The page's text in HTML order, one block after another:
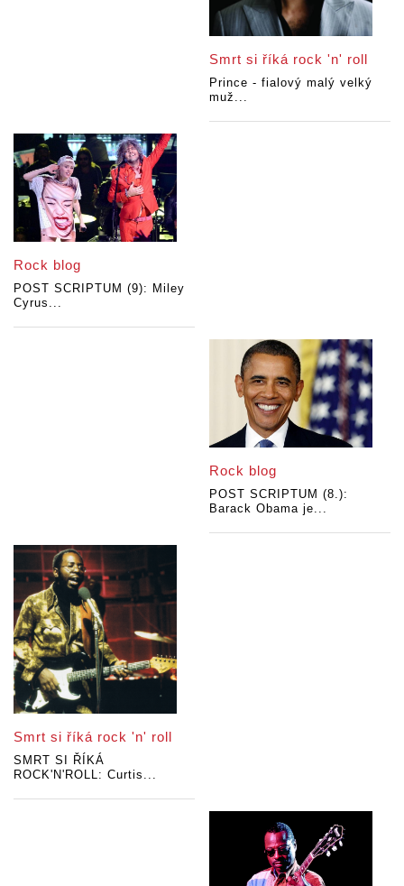
Smrt si říká rock 'n' roll
Prince - fialový malý velký
muž...
Rock blog
POST SCRIPTUM (9): Miley
Cyrus...
Rock blog
POST SCRIPTUM (8.):
Barack Obama je...
Smrt si říká rock 'n' roll
SMRT SI ŘÍKÁ
ROCK'N'ROLL: Curtis...